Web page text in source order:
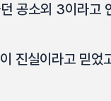
공소외 3이라고
진실이라고 믿었